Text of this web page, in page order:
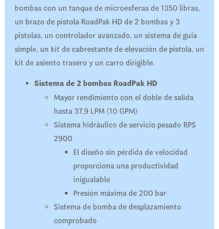
bombas con un tanque de microesferas de 1350 libras,
un brazo de pistola RoadPak HD de 2 bombas y 3
pistolas, un controlador avanzado, un sistema de guía
simple, un kit de cabrestante de elevación de pistola, un
kit de asiento trasero y un carro dirigible.
Sistema de 2 bombas RoadPak HD
Mayor rendimiento con el doble de salida
hasta 37,9 LPM (10 GPM)
Sistema hidráulico de servicio pesado RPS
2900
El diseño sin pérdida de velocidad
proporciona una productividad
inigualable
Presión máxima de 200 bar
Sistema de bomba de desplazamiento
comprobado